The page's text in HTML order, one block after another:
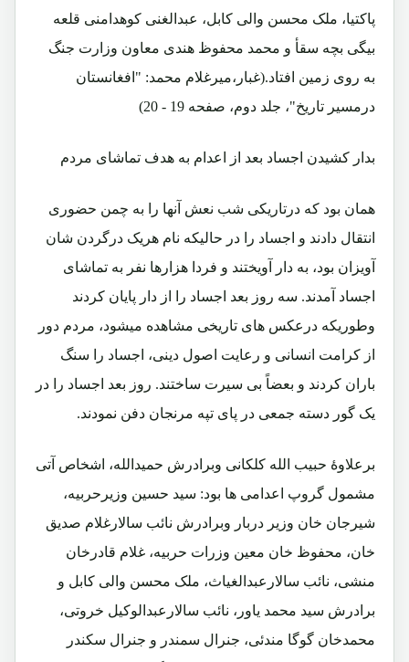
پاکتیا، ملک محسن والی کابل، عبدالغنی کوهدامنی قلعه
بیگی بچه سقأ و محمد محفوظ هندی معاون وزارت جنگ
به روی زمین افتاد.(غبار،میرغلام محمد: "افغانستان
درمسیر تاریخ"، جلد دوم، صفحه 19 - 20)
بدار کشیدن اجساد بعد از اعدام به هدف تماشای مردم
همان بود که درتاریکی شب نعش آنها را به چمن حضوری
انتقال دادند و اجساد را در حالیکه نام هریک درگردن شان
آویزان بود، به دار آویختند و فردا هزارها نفر به تماشای
اجساد آمدند. سه روز بعد اجساد را از دار پایان کردند
وطوریکه درعکس های تاریخی مشاهده میشود، مردم دور
از کرامت انسانی و رعایت اصول دینی، اجساد را سنگ
باران کردند و بعضاً بی سیرت ساختند. روز بعد اجساد را در
یک گور دسته جمعی در پای تپه مرنجان دفن نمودند.
برعلاوۀ حبیب الله کلکانی وبرادرش حمیدالله، اشخاص آتی
مشمول گروپ اعدامی ها بود: سید حسین وزیرحربیه،
شیرجان خان وزیر دربار وبرادرش نائب سالارغلام صدیق
خان، محفوظ خان معین وزرات حربیه، غلام قادرخان
منشی، نائب سالارعبدالغیاث، ملک محسن والی کابل و
برادرش سید محمد یاور، نائب سالارعبدالوکیل خروتی،
محمدخان گوگا مندئی، جنرال سمندر و جنرال سکندر